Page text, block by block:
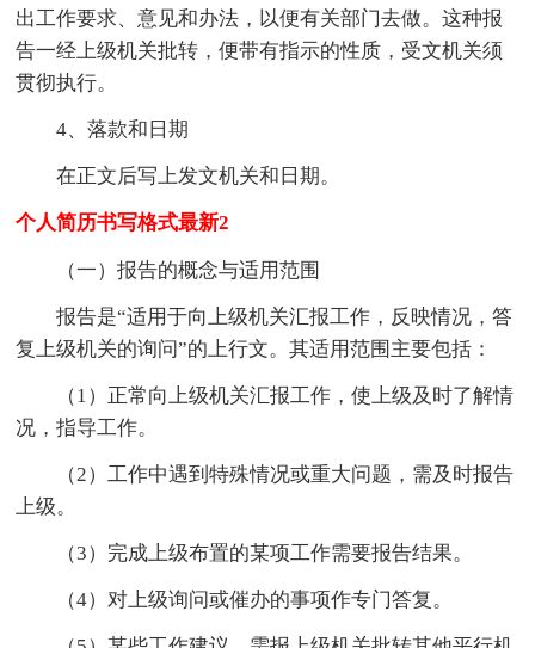
出工作要求、意见和办法，以便有关部门去做。这种报
告一经上级机关批转，便带有指示的性质，受文机关须
贯彻执行。
4、落款和日期
在正文后写上发文机关和日期。
个人简历书写格式最新2
（一）报告的概念与适用范围
报告是“适用于向上级机关汇报工作，反映情况，答
复上级机关的询问”的上行文。其适用范围主要包括：
（1）正常向上级机关汇报工作，使上级及时了解情
况，指导工作。
（2）工作中遇到特殊情况或重大问题，需及时报告
上级。
（3）完成上级布置的某项工作需要报告结果。
（4）对上级询问或催办的事项作专门答复。